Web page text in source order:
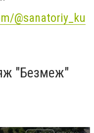
@sanatoriy_ku
"Безмеж"